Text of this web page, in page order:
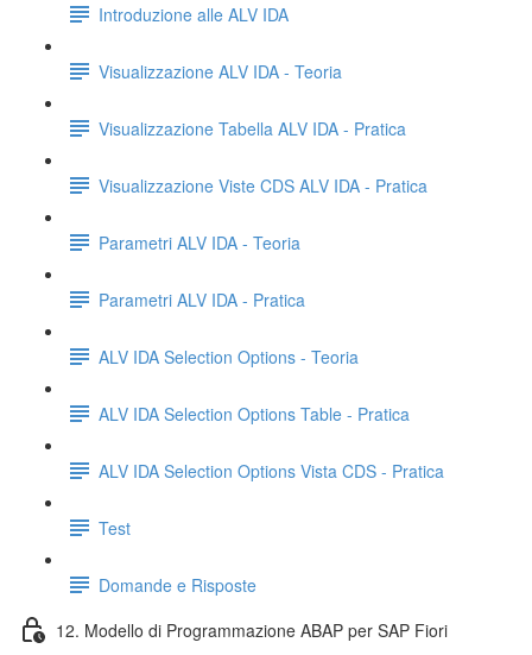
Introduzione alle ALV IDA
Visualizzazione ALV IDA - Teoria
Visualizzazione Tabella ALV IDA - Pratica
Visualizzazione Viste CDS ALV IDA - Pratica
Parametri ALV IDA - Teoria
Parametri ALV IDA - Pratica
ALV IDA Selection Options - Teoria
ALV IDA Selection Options Table - Pratica
ALV IDA Selection Options Vista CDS - Pratica
Test
Domande e Risposte
12. Modello di Programmazione ABAP per SAP Fiori